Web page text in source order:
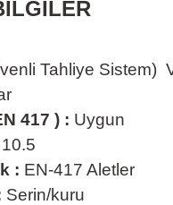
Tahliye Sistem)
417 ) : Uygun
10.5
: EN-417 Aletler
Serin/kuru